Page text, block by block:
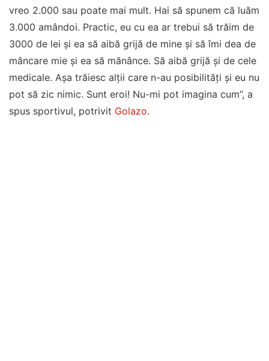
vreo 2.000 sau poate mai mult. Hai să spunem că luăm
3.000 amândoi. Practic, eu cu ea ar trebui să trăim de
3000 de lei și ea să aibă grijă de mine și să îmi dea de
mâncare mie și ea să mănânce. Să aibă grijă și de cele
medicale. Așa trăiesc alții care n-au posibilități și eu nu
pot să zic nimic. Sunt eroi! Nu-mi pot imagina cum”, a
spus sportivul, potrivit Golazo.